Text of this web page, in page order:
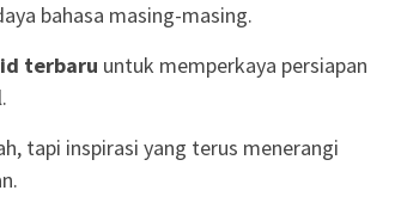
bahasa masing-masing.
terbaru untuk memperkaya persiapan
tapi inspirasi yang terus menerangi